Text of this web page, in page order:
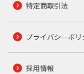
特定商取引法
プライバシーポリ
採用情報